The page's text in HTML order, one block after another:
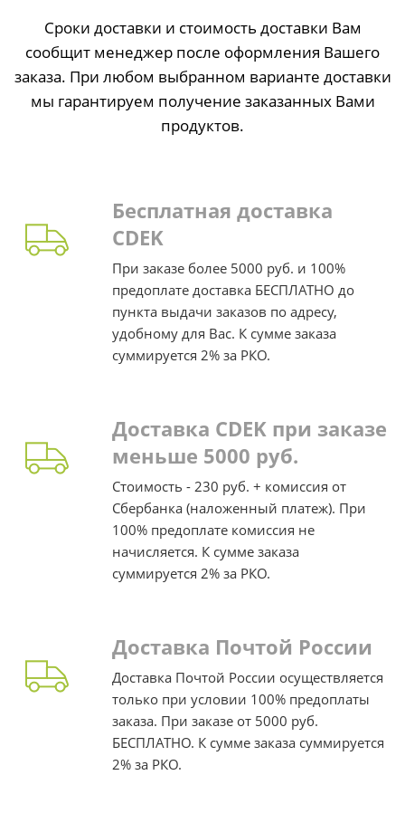
Сроки доставки и стоимость доставки Вам
сообщит менеджер после оформления Вашего
заказа. При любом выбранном варианте доставки
мы гарантируем получение заказанных Вами
продуктов.
Бесплатная доставка
CDEK
При заказе более 5000 руб. и 100%
предоплате доставка БЕСПЛАТНО до
пункта выдачи заказов по адресу,
удобному для Вас. К сумме заказа
суммируется 2% за РКО.
Доставка CDEK при заказе
меньше 5000 руб.
Стоимость - 230 руб. + комиссия от
Сбербанка (наложенный платеж). При
100% предоплате комиссия не
начисляется. К сумме заказа
суммируется 2% за РКО.
Доставка Почтой России
Доставка Почтой России осуществляется
только при условии 100% предоплаты
заказа. При заказе от 5000 руб.
БЕСПЛАТНО. К сумме заказа суммируется
2% за РКО.